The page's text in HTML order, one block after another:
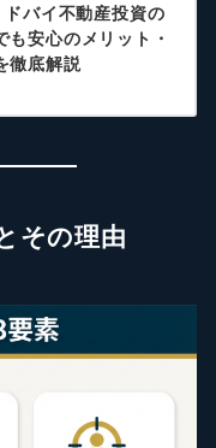
バイ不動産投資の
も安心のメリット・
徹底解説
その理由